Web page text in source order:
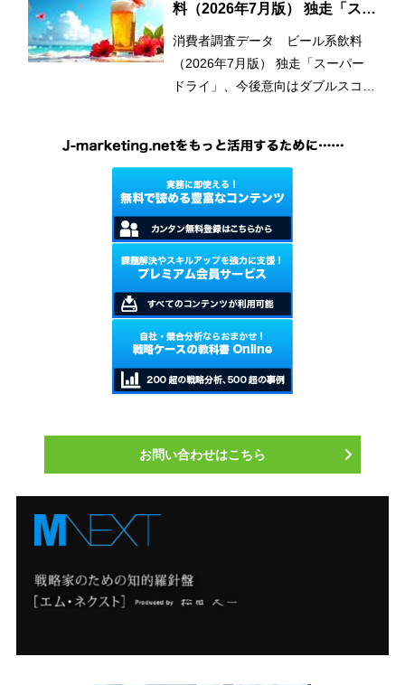
料（2026年7月版） 独走「スー
パードライ」、今後意向はダブ
ルスコアに
消費者調査データ ビール系飲料
（2026年7月版） 独走「スーパー
ドライ」、今後意向はダブルスコア
お問い合わせはこちら